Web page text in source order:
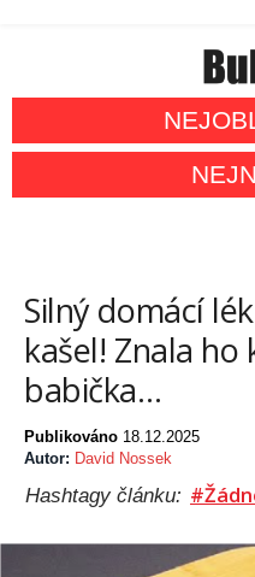
Silný domácí
kašel! Znala ho
babička…
Publikováno 18.12.2025
Autor: David Nossek
Hashtagy článku: